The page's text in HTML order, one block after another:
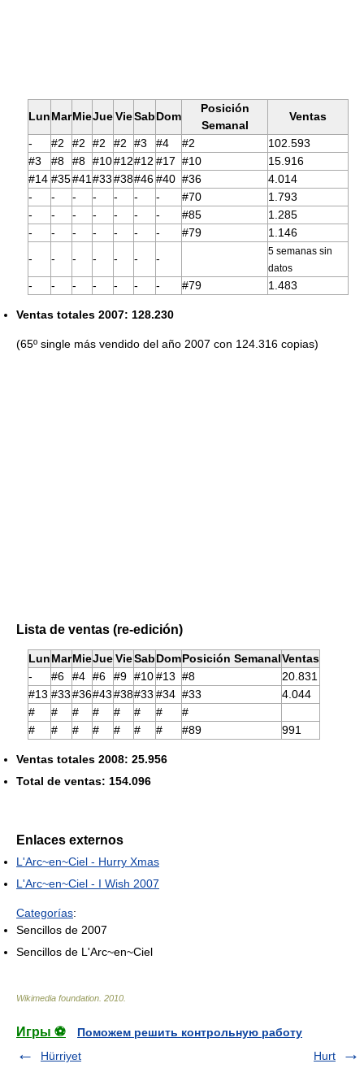
LunMarMieJueVieSabDom
Posición
Semanal
Ventas
- #2 #2 #2 #2 #3 #4 #2
102.593
#3
#8 #8 #10#12#12 #17 #10
15.916
#14 #35#41 #33#38#46#40 #36
4.014
-
- - - - - - #70
1.793
-
- - - - - - #85
1.285
-
- - - - - - #79
1.146
-
- - - - - -
5 semanas sin
datos
- - - - - - - #79 1.483
Ventas totales 2007: 128.230
(65º single más vendido del año 2007 con 124.316 copias)
Lista de ventas (re-edición)
LunMarMieJueVieSabDomPosición SemanalVentas
-
#6 #4 #6 #9 #10#13 #8
20.831
#13 #33#36#43#38#33 #34 #33
4.044
#
# # # # # #
#
#
# # # # # # #89 991
Ventas totales 2008: 25.956
Total de ventas: 154.096
Enlaces externos
L'Arc~en~Ciel - Hurry Xmas
L'Arc~en~Ciel - I Wish 2007
Categorías:
Sencillos de 2007
Sencillos de L'Arc~en~Ciel
Wikimedia foundation 2010
Игры ⚽
Поможем решить контрольную работу
Hürriyet
Hurt